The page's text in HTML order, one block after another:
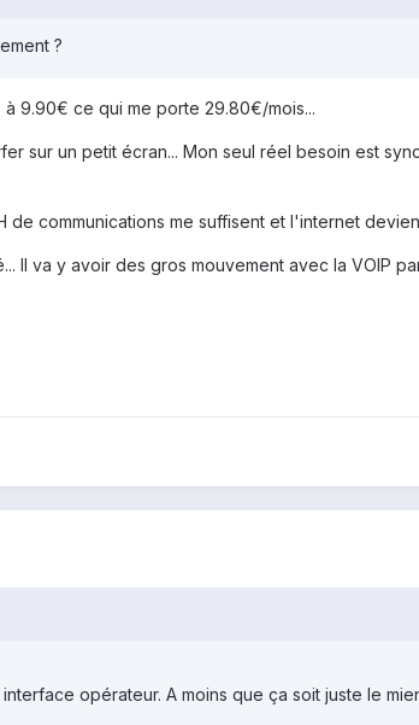
?
9.90€ ce qui me porte 29.80€/mois...
sur un petit écran... Mon seul réel besoin est
communications me suffisent et l'internet
va y avoir des gros mouvement avec la VOIP
opérateur. A moins que ça soit juste le